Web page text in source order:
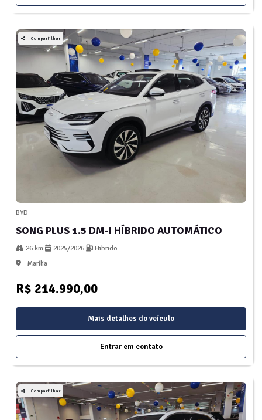
Compartilhar
BYD
SONG PLUS 1.5 DM-I HÍBRIDO AUTOMÁTICO
26 km 2025/2026
Hibrido
Marília
R$ 214.990,00
Mais detalhes do veículo
Entrar em contato
Compartilhar